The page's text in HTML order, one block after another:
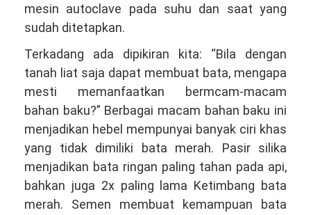
mesin autoclave pada suhu dan saat yang
sudah ditetapkan.
Terkadang ada dipikiran kita: “Bila dengan
tanah liat saja dapat membuat bata, mengapa
mesti memanfaatkan bermcam-macam
bahan baku?” Berbagai macam bahan baku ini
menjadikan hebel mempunyai banyak ciri khas
yang tidak dimiliki bata merah. Pasir silika
menjadikan bata ringan paling tahan pada api,
bahkan juga 2x paling lama Ketimbang bata
merah. Semen membuat kemampuan bata